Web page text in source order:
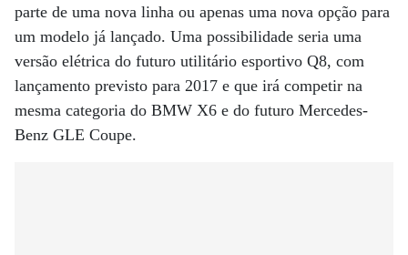
parte de uma nova linha ou apenas uma nova opção para
um modelo já lançado. Uma possibilidade seria uma
versão elétrica do futuro utilitário esportivo Q8, com
lançamento previsto para 2017 e que irá competir na
mesma categoria do BMW X6 e do futuro Mercedes-
Benz GLE Coupe.